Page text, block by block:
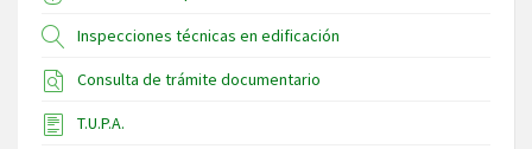
Inspecciones técnicas en edificación
Consulta de trámite documentario
T.U.P.A.